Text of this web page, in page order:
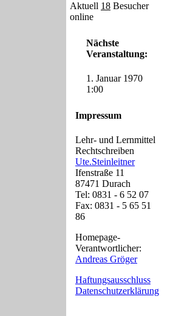
Aktuell 18 Besucher
online
Nächste
Veranstaltung:
1. Januar 1970
1:00
Impressum
Lehr- und Lernmittel
Rechtschreiben
Ute.Steinleitner
Ifenstraße 11
87471 Durach
Tel: 0831 - 6 52 07
Fax: 0831 - 5 65 51
86
Homepage-
Verantwortlicher:
Andreas Gröger
Haftungsausschluss
Datenschutzerklärung